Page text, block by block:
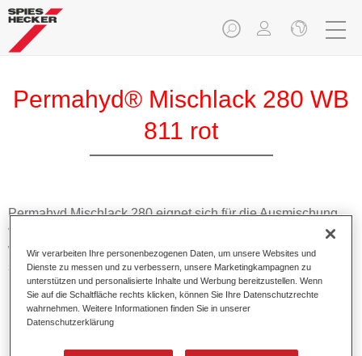
Permahyd® Mischlack 280 WB
811 rot
Permahyd Mischlack 280 eignet sich für die Ausmischung
von Permahyd Perlmutt Basislack 285, einem hochwertigen
wasserverdünnbaren Basislacksystem. Es basiert auf einer
speziellen PU-Dispersionstechnologie für Uni- und
Effektlackierungen.
Produktmerkmale
Wir verarbeiten Ihre personenbezogenen Daten, um unsere Websites und
Dienste zu messen und zu verbessern, unsere Marketingkampagnen zu
unterstützen und personalisierte Inhalte und Werbung bereitzustellen. Wenn
Sie auf die Schaltfläche rechts klicken, können Sie Ihre Datenschutzrechte
wahrnehmen. Weitere Informationen finden Sie in unserer
Datenschutzerklärung